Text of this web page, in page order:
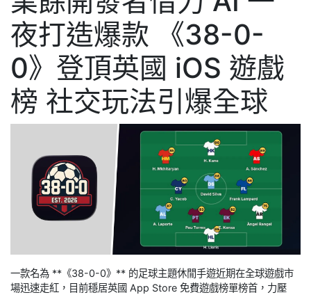
夜打造爆款 《38-0-
0》登頂英國 iOS 遊戲
榜 社交玩法引爆全球
一款名為 **《38-0-0》** 的足球主題休閒手遊近期在全球遊戲市
場迅速走紅，目前穩居英國 App Store 免費遊戲榜單榜首，力壓